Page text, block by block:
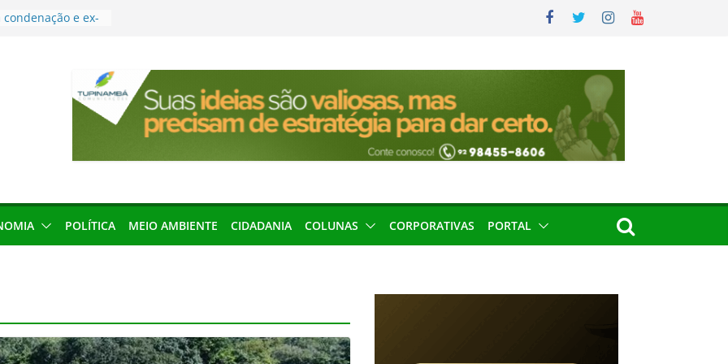
e ex-
podem barrar
de 2026 no
Amazônia
em São
discurso de
defesa do
públicaPOLÍTICA MEIO AMBIENTE CIDADANIA COLUNAS CORPORATIVAS PORTAL